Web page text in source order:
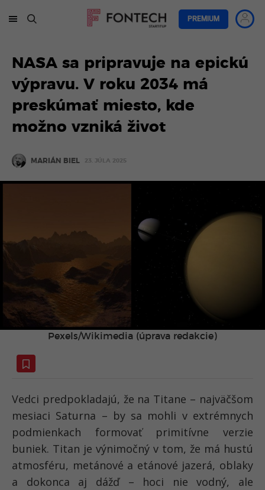
PREMIUM
NASA sa pripravuje na epickú
výpravu. V roku 2034 má
preskúmať miesto, kde
možno vzniká život
MARIÁN BIEL 23. JÚLA 2025
Pexels/Wikimedia (úprava redakcie)
Vedci predpokladajú, že na Titane – najväčšom
mesiaci Saturna – by sa mohli v extrémnych
podmienkach formovať primitívne verzie
buniek. Titan je výnimočný v tom, že má hustú
atmosféru, metánové a etánové jazerá, oblaky
a dokonca aj dážď – hoci nie vodný, ale